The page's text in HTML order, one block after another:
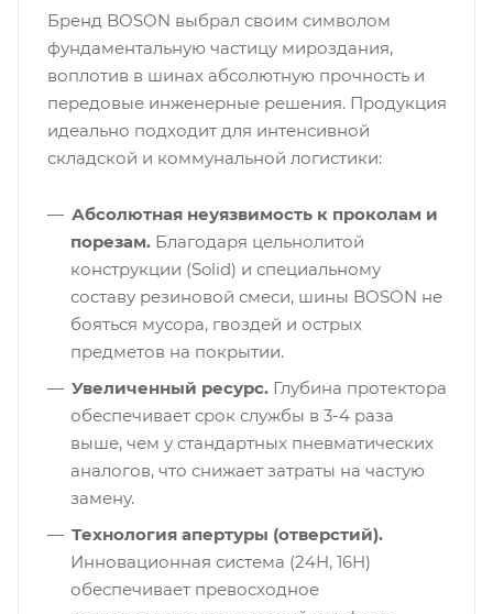
Бренд BOSON выбрал своим символом
фундаментальную частицу мироздания,
воплотив в шинах абсолютную прочность и
передовые инженерные решения. Продукция
идеально подходит для интенсивной
складской и коммунальной логистики:
Абсолютная неуязвимость к проколам и
порезам.Благодаря цельнолитой
конструкции (Solid) и специальному
составу резиновой смеси, шины BOSON не
бояться мусора, гвоздей и острых
предметов на покрытии.
Увеличенный ресурс.Глубина протектора
обеспечивает срок службы в 3-4 раза
выше, чем у стандартных пневматических
аналогов, что снижает затраты на частую
замену.
Технология апертуры (отверстий).
Инновационная система (24H, 16H)
обеспечивает превосходное